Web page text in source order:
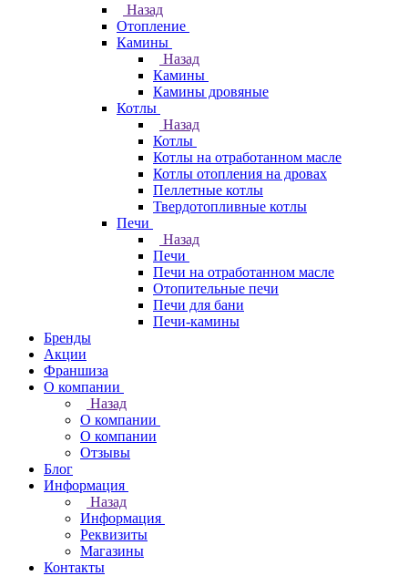
Назад
Отопление
Камины
Назад
Камины
Камины дровяные
Котлы
Назад
Котлы
Котлы на отработанном масле
Котлы отопления на дровах
Пеллетные котлы
Твердотопливные котлы
Печи
Назад
Печи
Печи на отработанном масле
Отопительные печи
Печи для бани
Печи-камины
Бренды
Акции
Франшиза
О компании
Назад
О компании
О компании
Отзывы
Блог
Информация
Назад
Информация
Реквизиты
Магазины
Контакты